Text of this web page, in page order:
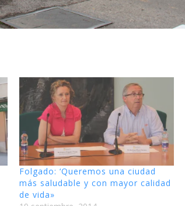
Folgado: ‘Queremos una ciudad
más saludable y con mayor calidad
de vida»